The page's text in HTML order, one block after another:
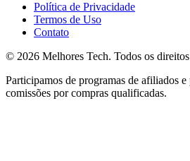
Política de Privacidade
Termos de Uso
Contato
© 2026 Melhores Tech. Todos os
Participamos de programas de afiliados e
comissões por compras qualificadas.